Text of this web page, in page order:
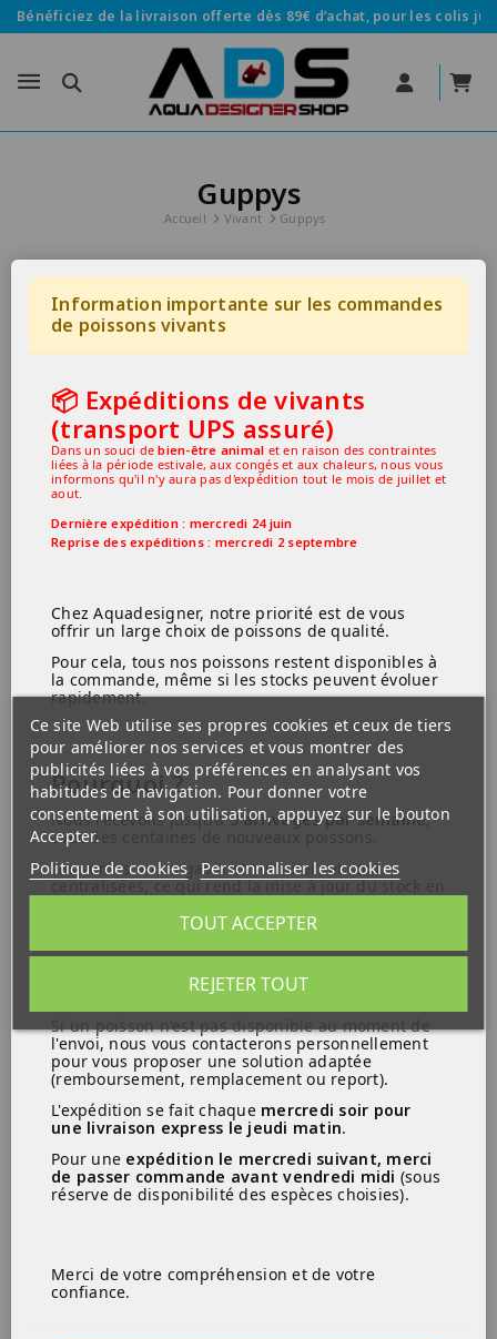
Bénéficiez de la livraison offerte dès 89€ d’achat, pour les colis
Guppys
Accueil Vivant Guppys
4,99 €
En Stock
Information importante sur les commandes
de poissons vivants
📦 Expéditions de vivants
(transport UPS assuré)
Dans un souci debien-être animal et en raison des contraintes
liées à la période estivale, aux congés et aux chaleurs, nous vous
informons qu'il n'y aura pas d'expédition tout le mois de juillet et
aout.
Dernière expédition : mercredi 24 juin
Reprise des expéditions : mercredi 2 septembre
Chez Aquadesigner, notre priorité est de vous
offrir un large choix de poissons de qualité.
Pour cela, tous nos poissons restent disponibles à
la commande, même si les stocks peuvent évoluer
rapidement.
Pourquoi ?
Nous recevons jusqu'à3 arrivages par semaine,
avec des centaines de nouveaux poissons.
Les ventes en magasin et sur internet sont
centralisées, ce qui rend la mise à jour du stock en
Ce que vous devez savoir :
Si un poisson n'est pas disponible au moment de
l'envoi, nous vous contacterons personnellement
pour vous proposer une solution adaptée
(remboursement, remplacement ou report).
L'expédition se fait chaque mercredi soir pour
une livraison express le jeudi matin.
Pour une expédition le mercredi suivant, merci
de passer commande avant vendredi midi (sous
réserve de disponibilité des espèces choisies).
Merci de votre compréhension et de votre
confiance.
Ce site Web utilise ses propres cookies et ceux de tiers
pour améliorer nos services et vous montrer des
publicités liées à vos préférences en analysant vos
habitudes de navigation. Pour donner votre
consentement à son utilisation, appuyez sur le bouton
Accepter.
Politique de cookies Personnaliser les cookies
REJETER TOUT
TOUT ACCEPTER